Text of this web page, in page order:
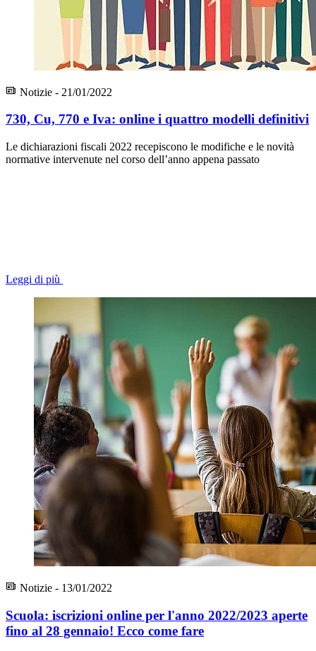
Notizie - 21/01/2022
730, Cu, 770 e Iva: online i quattro modelli definitivi
Le dichiarazioni fiscali 2022 recepiscono le modifiche e le novità
normative intervenute nel corso dell’anno appena passato
Leggi di più
Notizie - 13/01/2022
Scuola: iscrizioni online per l'anno 2022/2023 aperte
fino al 28 gennaio! Ecco come fare